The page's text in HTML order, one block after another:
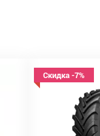
Скидка -7%